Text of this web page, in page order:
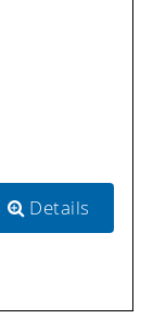
Details